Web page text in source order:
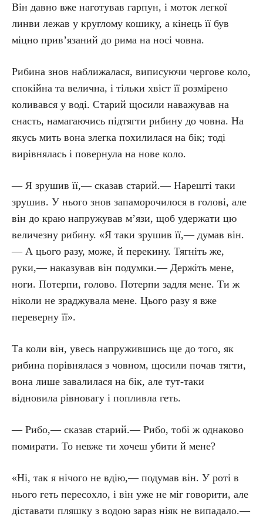
Він давно вже наготував гарпун, і моток легкої
линви лежав у круглому кошику, а кінець її був
міцно прив’язаний до рима на носі човна.
Рибина знов наближалася, виписуючи чергове коло,
спокійна та велична, і тільки хвіст її розмірено
коливався у воді. Старий щосили наважував на
снасть, намагаючись підтягти рибину до човна. На
якусь мить вона злегка похилилася на бік; тоді
вирівнялась і повернула на нове коло.
— Я зрушив її,— сказав старий.— Нарешті таки
зрушив. У нього знов запаморочилося в голові, але
він до краю напружував м’язи, щоб удержати цю
величезну рибину. «Я таки зрушив її,— думав він.
— А цього разу, може, й перекину. Тягніть же,
руки,— наказував він подумки.— Держіть мене,
ноги. Потерпи, голово. Потерпи задля мене. Ти ж
ніколи не зраджувала мене. Цього разу я вже
переверну її».
Та коли він, увесь напружившись ще до того, як
рибина порівнялася з човном, щосили почав тягти,
вона лише завалилася на бік, але тут-таки
відновила рівновагу і попливла геть.
— Рибо,— сказав старий.— Рибо, тобі ж однаково
помирати. То невже ти хочеш убити й мене?
«Ні, так я нічого не вдію,— подумав він. У роті в
нього геть пересохло, і він уже не міг говорити, але
діставати пляшку з водою зараз ніяк не випадало.—